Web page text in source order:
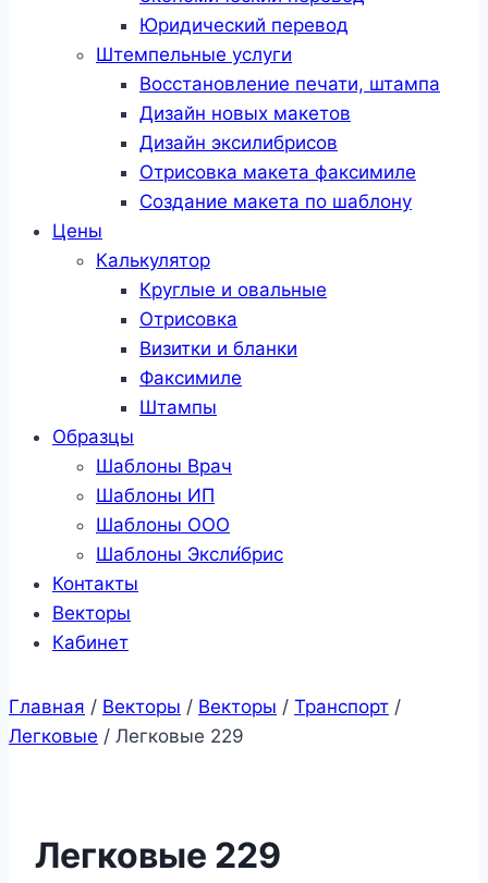
Юридический перевод
Штемпельные услуги
Восстановление печати, штампа
Дизайн новых макетов
Дизайн эксилибрисов
Отрисовка макета факсимиле
Создание макета по шаблону
Цены
Калькулятор
Круглые и овальные
Отрисовка
Визитки и бланки
Факсимиле
Штампы
Образцы
Шаблоны Врач
Шаблоны ИП
Шаблоны ООО
Шаблоны Эксли́брис
Контакты
Векторы
Кабинет
Главная / Векторы / Векторы / Транспорт /
Легковые / Легковые 229
Легковые 229